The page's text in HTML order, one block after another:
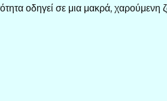
οδηγεί σε μια μακρά, χαρούμενη